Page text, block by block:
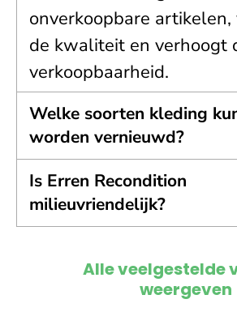
onverkoopbare
de kwaliteit en verhoogt
verkoopbaarheid.
Welke soorten kleding
worden vernieuwd?
Is Erren Recondition
milieuvriendelijk?
Alle veelgestelde
weergeven